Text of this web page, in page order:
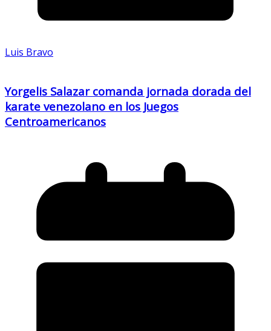
Luis Bravo
Yorgelis Salazar comanda jornada dorada del
karate venezolano en los Juegos
Centroamericanos